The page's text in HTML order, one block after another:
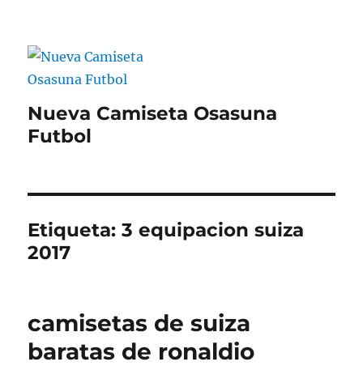
Nueva Camiseta Osasuna
Futbol
Etiqueta:3 equipacion suiza
2017
camisetas de suiza
baratas de ronaldio